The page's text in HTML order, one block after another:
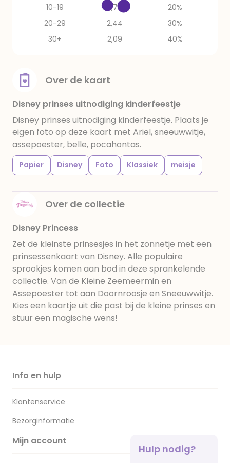
10-19
2,79
20%
20-29
2,44
30%
30+
2,09 40%
Over de kaart
Disney prinses uitnodiging kinderfeestje
Disney prinses uitnodiging kinderfeestje. Plaats je
eigen foto op deze kaart met Ariel, sneeuwwitje,
assepoester, belle, pocahontas.
Papier Disney Foto Klassiek meisje
Over de collectie
Disney Princess
Zet de kleinste prinsesjes in het zonnetje met een
prinsessenkaart van Disney. Alle populaire
sprookjes komen aan bod in deze sprankelende
collectie. Van de Kleine Zeemeermin en
Assepoester tot aan Doornroosje en Sneeuwwitje.
Kies een kaartje uit die past bij de kleine prinses en
stuur een magische wens!
Info en hulp
Klantenservice
Bezorginformatie
Mijn account
Hulp nodig?